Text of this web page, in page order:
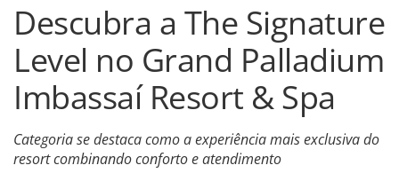
Descubra a The Signature
Level no Grand Palladium
Imbassaí Resort & Spa
Categoria se destaca como a experiência mais exclusiva do
resort combinando conforto e atendimento